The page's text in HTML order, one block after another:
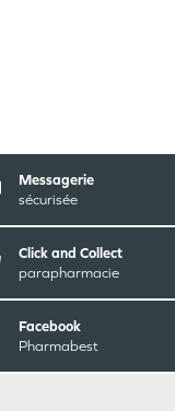
Messagerie
sécurisée
Click and Collect
parapharmacie
Facebook
Pharmabest